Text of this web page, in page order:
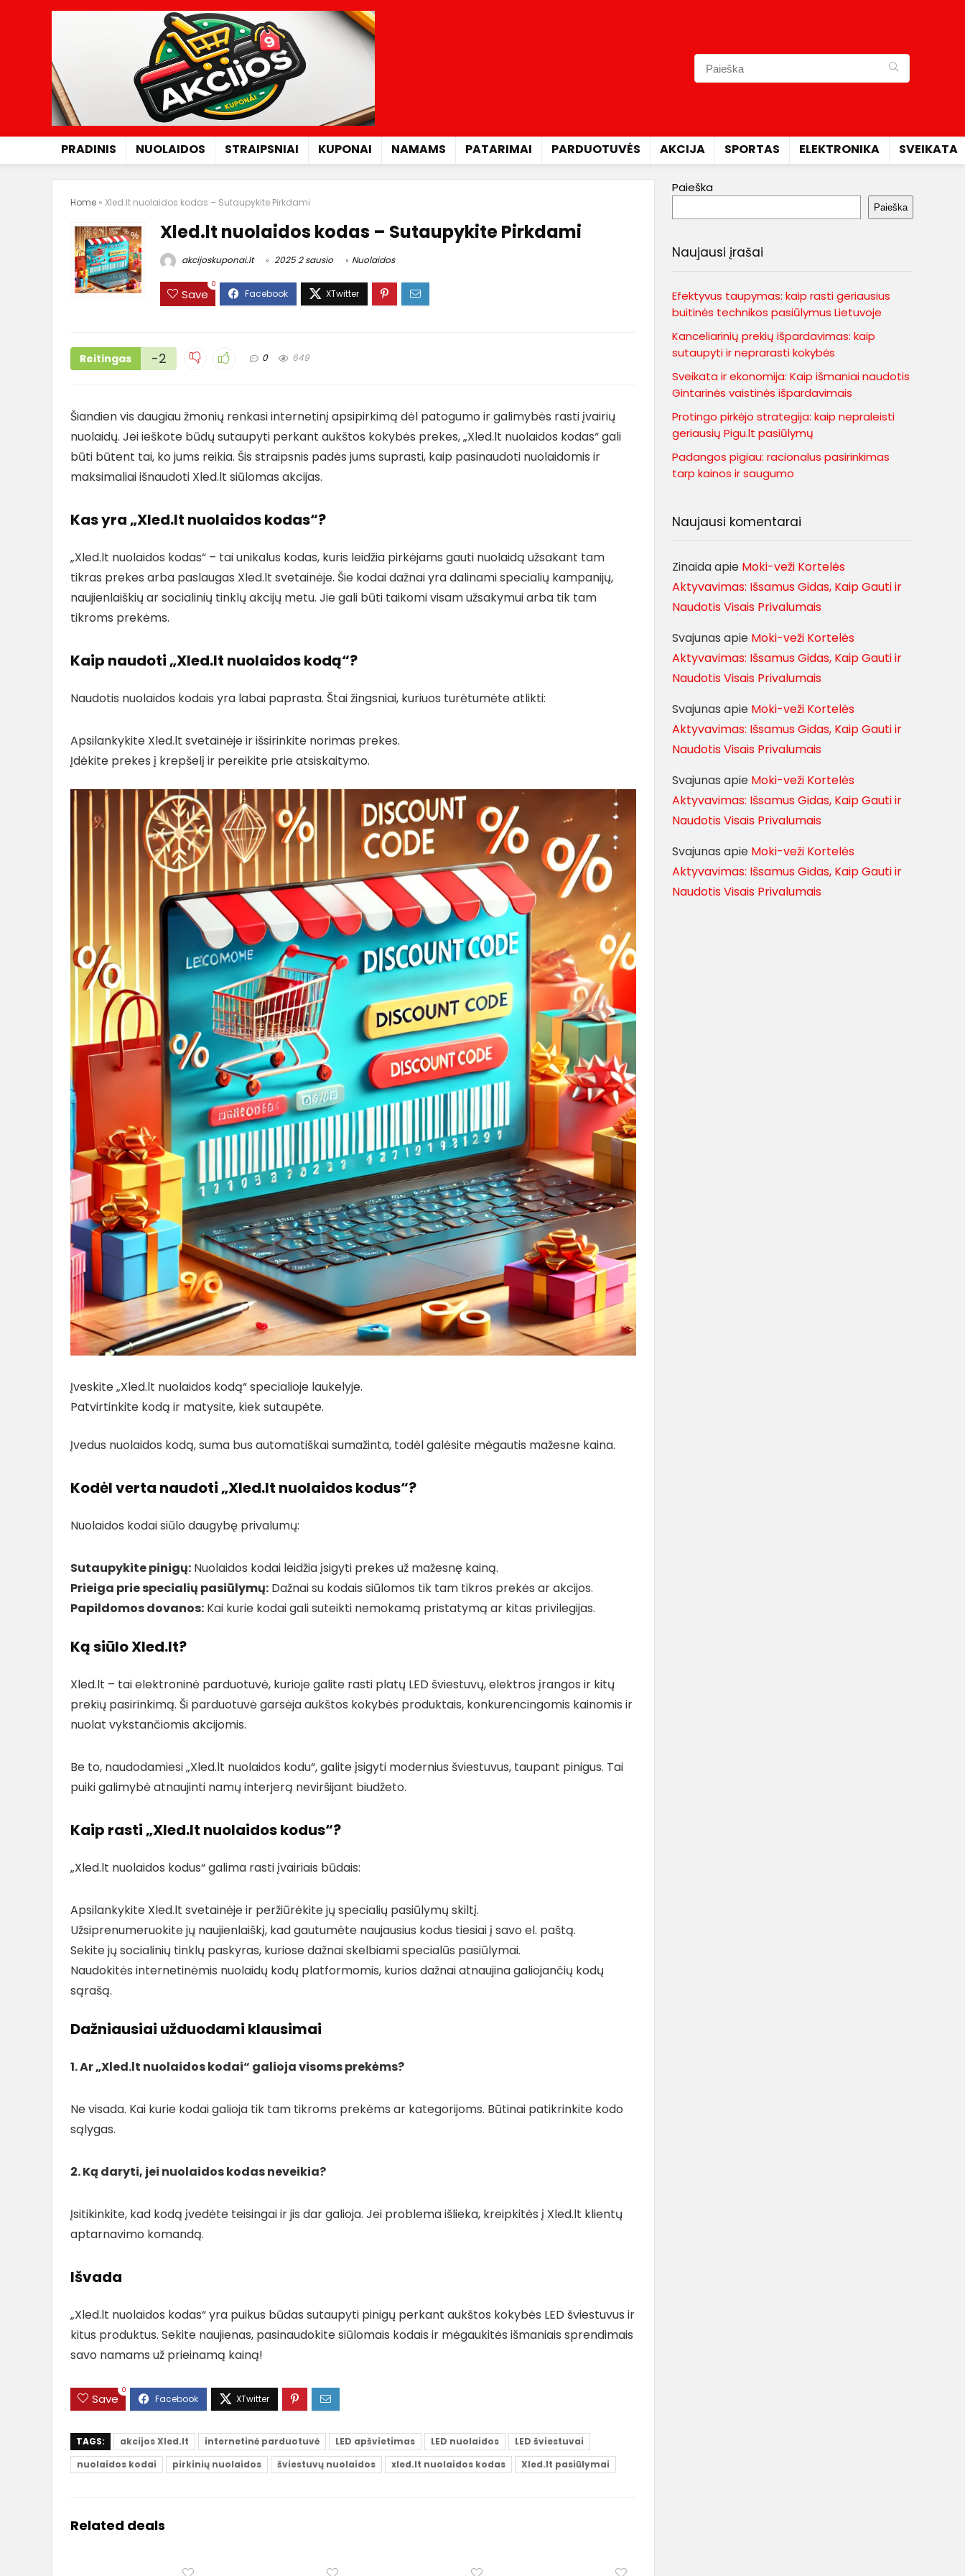
PRADINIS NUOLAIDOS STRAIPSNIAI KUPONAI NAMAMS PATARIMAI PARDUOTUVĖS AKCIJA SPORTAS ELEKTRONIKA SVEIKATA
Home » Xled.lt nuolaidos kodas – Sutaupykite Pirkdami
Xled.lt nuolaidos kodas – Sutaupykite Pirkdami
akcijoskuponai.lt 2025 2 sausio Nuolaidos
Save
0
Reitingas -2 0 649
Šiandien vis daugiau žmonių renkasi internetinį apsipirkimą dėl patogumo ir galimybės rasti įvairių
nuolaidų. Jei ieškote būdų sutaupyti perkant aukštos kokybės prekes, „Xled.lt nuolaidos kodas“ gali
būti būtent tai, ko jums reikia. Šis straipsnis padės jums suprasti, kaip pasinaudoti nuolaidomis ir
maksimaliai išnaudoti Xled.lt siūlomas akcijas.
Kas yra „Xled.lt nuolaidos kodas“?
„Xled.lt nuolaidos kodas“ – tai unikalus kodas, kuris leidžia pirkėjams gauti nuolaidą užsakant tam
tikras prekes arba paslaugas Xled.lt svetainėje. Šie kodai dažnai yra dalinami specialių kampanijų,
naujienlaiškių ar socialinių tinklų akcijų metu. Jie gali būti taikomi visam užsakymui arba tik tam
tikroms prekėms.
Kaip naudoti „Xled.lt nuolaidos kodą“?
Naudotis nuolaidos kodais yra labai paprasta. Štai žingsniai, kuriuos turėtumėte atlikti:
Apsilankykite Xled.lt svetainėje ir išsirinkite norimas prekes.
Įdėkite prekes į krepšelį ir pereikite prie atsiskaitymo.
Įveskite „Xled.lt nuolaidos kodą“ specialioje laukelyje.
Patvirtinkite kodą ir matysite, kiek sutaupėte.
Įvedus nuolaidos kodą, suma bus automatiškai sumažinta, todėl galėsite mėgautis mažesne kaina.
Kodėl verta naudoti „Xled.lt nuolaidos kodus“?
Nuolaidos kodai siūlo daugybę privalumų:
Sutaupykite pinigų: Nuolaidos kodai leidžia įsigyti prekes už mažesnę kainą.
Prieiga prie specialių pasiūlymų: Dažnai su kodais siūlomos tik tam tikros prekės ar akcijos.
Papildomos dovanos: Kai kurie kodai gali suteikti nemokamą pristatymą ar kitas privilegijas.
Ką siūlo Xled.lt?
Xled.lt – tai elektroninė parduotuvė, kurioje galite rasti platų LED šviestuvų, elektros įrangos ir kitų
prekių pasirinkimą. Ši parduotuvė garsėja aukštos kokybės produktais, konkurencingomis kainomis ir
nuolat vykstančiomis akcijomis.
Be to, naudodamiesi „Xled.lt nuolaidos kodu“, galite įsigyti modernius šviestuvus, taupant pinigus. Tai
puiki galimybė atnaujinti namų interjerą neviršijant biudžeto.
Kaip rasti „Xled.lt nuolaidos kodus“?
„Xled.lt nuolaidos kodus“ galima rasti įvairiais būdais:
Apsilankykite Xled.lt svetainėje ir peržiūrėkite jų specialių pasiūlymų skiltį.
Užsiprenumeruokite jų naujienlaiškį, kad gautumėte naujausius kodus tiesiai į savo el. paštą.
Sekite jų socialinių tinklų paskyras, kuriose dažnai skelbiami specialūs pasiūlymai.
Naudokitės internetinėmis nuolaidų kodų platformomis, kurios dažnai atnaujina galiojančių kodų
sąrašą.
Dažniausiai užduodami klausimai
1. Ar „Xled.lt nuolaidos kodai“ galioja visoms prekėms?
Ne visada. Kai kurie kodai galioja tik tam tikroms prekėms ar kategorijoms. Būtinai patikrinkite kodo
sąlygas.
2. Ką daryti, jei nuolaidos kodas neveikia?
Įsitikinkite, kad kodą įvedėte teisingai ir jis dar galioja. Jei problema išlieka, kreipkitės į Xled.lt klientų
aptarnavimo komandą.
Išvada
„Xled.lt nuolaidos kodas“ yra puikus būdas sutaupyti pinigų perkant aukštos kokybės LED šviestuvus ir
kitus produktus. Sekite naujienas, pasinaudokite siūlomais kodais ir mėgaukitės išmaniais sprendimais
savo namams už prieinamą kainą!
Save
0
TAGS: akcijos Xled.lt internetinė parduotuvė LED apšvietimas LED nuolaidos
LED šviestuvai
nuolaidos kodai
pirkinių nuolaidos šviestuvų nuolaidos xled.lt nuolaidos kodas Xled.lt pasiūlymai
Related deals
Paieška
Paieška
Naujausi įrašai
Efektyvus taupymas: kaip rasti geriausius
buitinės technikos pasiūlymus Lietuvoje
Kanceliarinių prekių išpardavimas: kaip
sutaupyti ir neprarasti kokybės
Sveikata ir ekonomija: Kaip išmaniai naudotis
Gintarinės vaistinės išpardavimais
Protingo pirkėjo strategija: kaip nepraleisti
geriausių Pigu.lt pasiūlymų
Padangos pigiau: racionalus pasirinkimas
tarp kainos ir saugumo
Naujausi komentarai
Zinaidaapie Moki-veži Kortelės
Aktyvavimas: Išsamus Gidas, Kaip Gauti ir
Naudotis Visais Privalumais
Svajunas apie Moki-veži Kortelės
Aktyvavimas: Išsamus Gidas, Kaip Gauti ir
Naudotis Visais Privalumais
Svajunas apie Moki-veži Kortelės
Aktyvavimas: Išsamus Gidas, Kaip Gauti ir
Naudotis Visais Privalumais
Svajunas apie Moki-veži Kortelės
Aktyvavimas: Išsamus Gidas, Kaip Gauti ir
Naudotis Visais Privalumais
Svajunas apie Moki-veži Kortelės
Aktyvavimas: Išsamus Gidas, Kaip Gauti ir
Naudotis Visais Privalumais